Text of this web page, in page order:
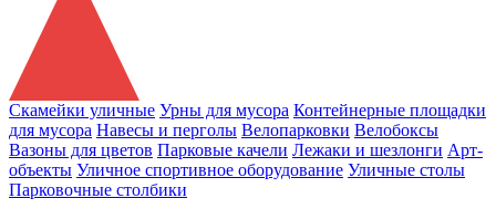
Скамейки уличные Урны для мусора Контейнерные площадки
для мусора Навесы и перголы Велопарковки Велобоксы
Вазоны для цветов Парковые качели Лежаки и шезлонги Арт-
объекты Уличное спортивное оборудование Уличные столы
Парковочные столбики